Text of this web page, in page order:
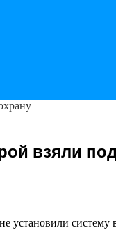
взяли
установили систему